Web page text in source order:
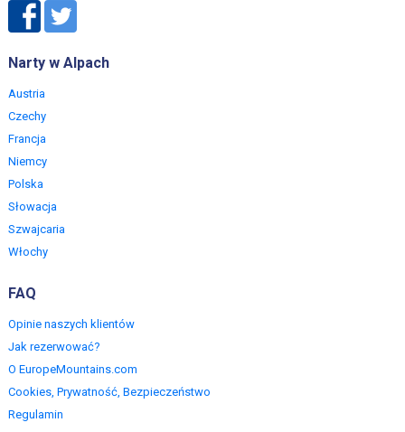
Narty w Alpach
Austria
Czechy
Francja
Niemcy
Polska
Słowacja
Szwajcaria
Włochy
FAQ
Opinie naszych klientów
Jak rezerwować?
O EuropeMountains.com
Cookies, Prywatność, Bezpieczeństwo
Regulamin